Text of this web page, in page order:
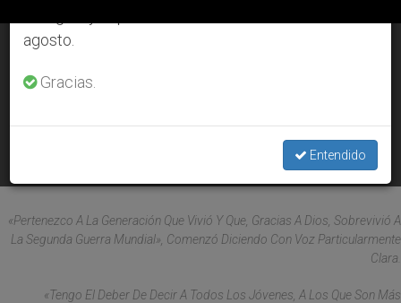
Juan Pablo II recuerda que vivió en carne propia el drama de
MAR 16, 2003 00:00
«Pertenezco A La Generación Que Vivió Y Que, Gracias A Dios, Sobrevivió A
La Segunda Guerra Mundial», Comenzó Diciendo Con Voz Particularmente
Clara.
«Tengo El Deber De Decir A Todos Los Jóvenes, A Los Que Son Más
agosto.
Gracias.
Entendido